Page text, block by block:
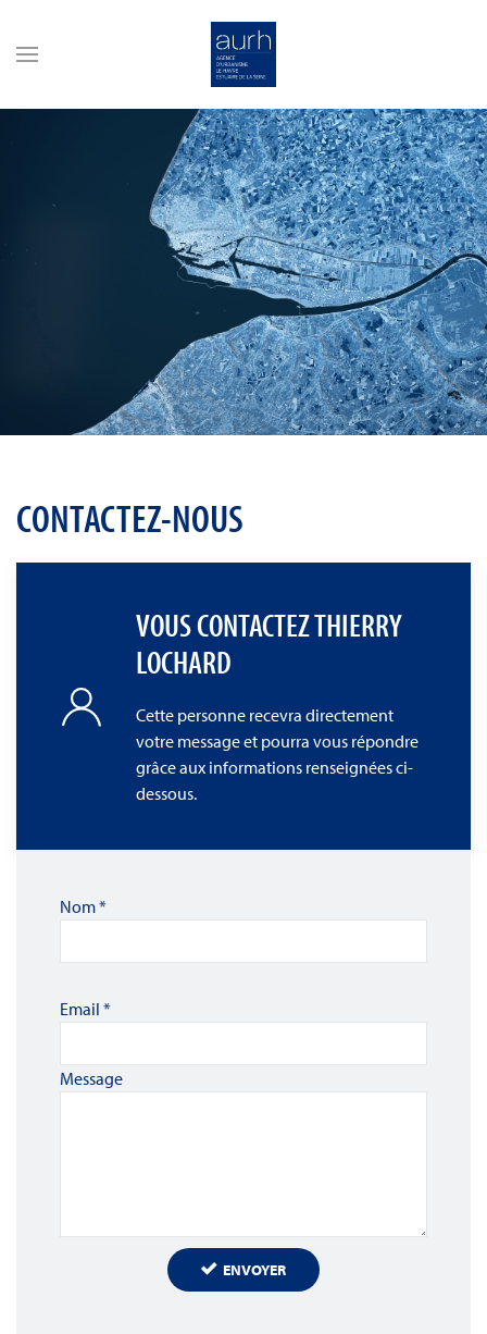
CONTACTEZ-NOUS
VOUS CONTACTEZ THIERRY
LOCHARD
Cette personne recevra directement
votre message et pourra vous répondre
grâce aux informations renseignées ci-
dessous.
Nom*
Email *
Message
ENVOYER